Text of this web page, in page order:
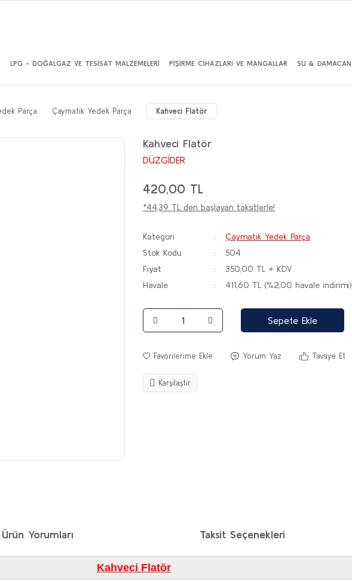
LPG - DOĞALGAZ VE TESİSAT MALZEMELERİ PİŞİRME CİHAZLARI VE MANGALLAR SU &
Parça Çaymatik Yedek Parça Kahveci Flatör
Kahveci Flatör
DÜZGİDER
420,00 TL
*44,39 TL den başlayan taksitlerle!
Kategori
Çaymatik Yedek Parça
Stok Kodu
504
Fiyat
350,00 TL + KDV
Havale
411,60 TL (%2,00 havale indirimi)
Sepete Ekle
Yorum Yaz Tavsiye Et
Karşılaştır
Ürün Yorumları Taksit Seçenekleri
Kahveci Flatör